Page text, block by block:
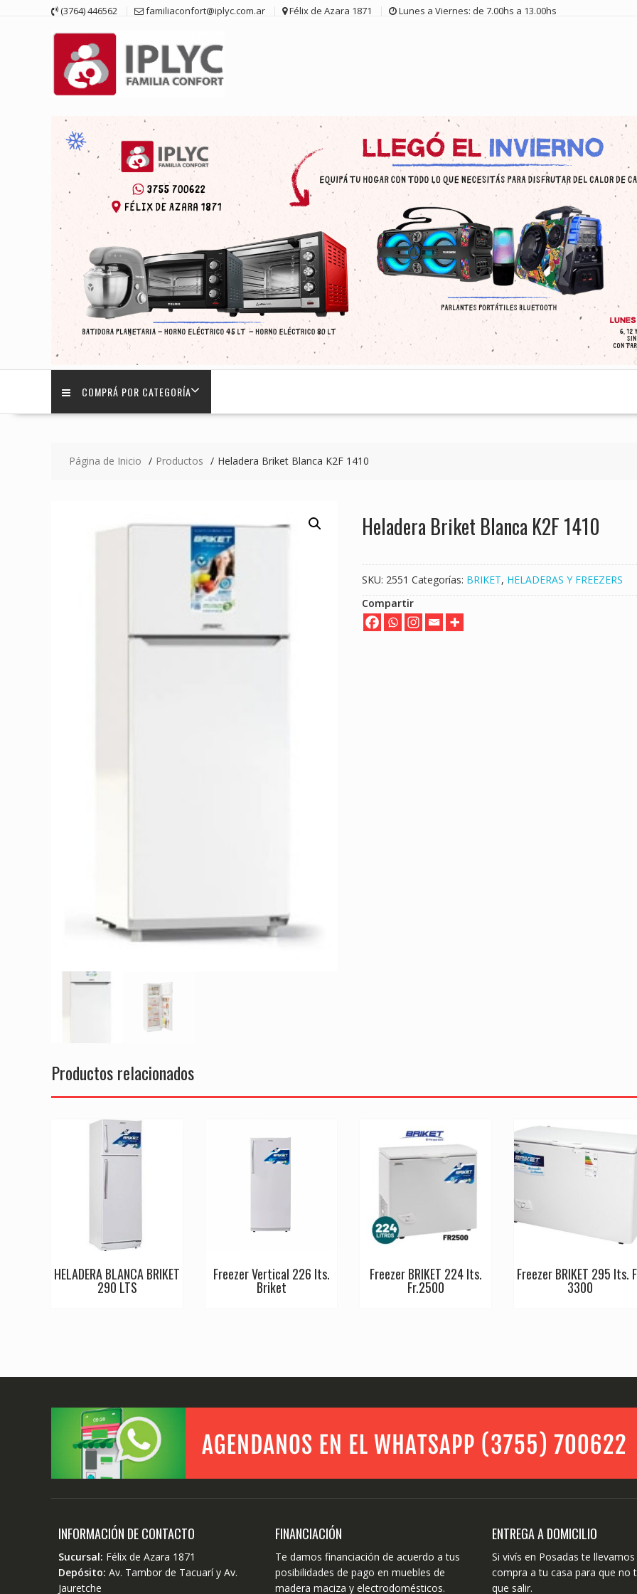
(3764) 446562 familiaconfort@iplyc.com.ar Félix de Azara 1871 Lunes a Viernes: de 7.00hs a 13.00hs
COMPRÁ POR CATEGORÍA
Página de Inicio Productos Heladera Briket Blanca K2F 1410
Heladera Briket Blanca K2F 1410
SKU: 2551 Categorías: BRIKET, HELADERAS Y FREEZERS
Compartir
Productos relacionados
HELADERA BLANCA BRIKET
290 LTS
Freezer Vertical 226 lts.
Briket
Freezer BRIKET 224 lts.
Fr.2500
Freezer BRIKET 295 lts.
3300
INFORMACIÓN DE CONTACTO
Sucursal: Félix de Azara 1871
Depósito: Av. Tambor de Tacuarí y Av.
Jauretche
FINANCIACIÓN
Te damos financiación de acuerdo a tus
posibilidades de pago en muebles de
madera maciza y electrodomésticos.
ENTREGA A DOMICILIO
Si vivís en Posadas te
compra a tu casa para que no
que salir.